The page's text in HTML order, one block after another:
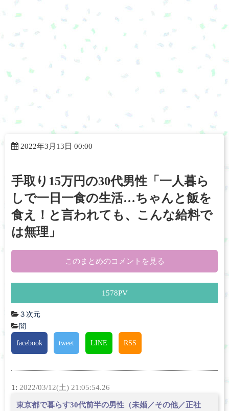
2022年3月13日 00:00
手取り15万円の30代男性「一人暮ら
しで一日一食の生活…ちゃんと飯を
食え！と言われても、こんな給料で
は無理」
このまとめのコメントを見る
1578PV
３次元
闇
facebook tweet LINE RSS
1: 2022/03/12(土) 21:05:54.26
東京都で暮らす30代前半の男性（未婚／その他／正社